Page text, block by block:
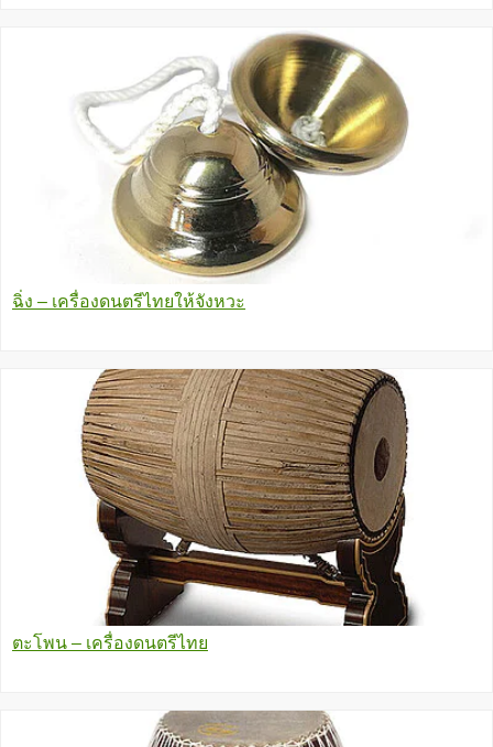
ฉิ่ง – เครื่องดนตรีไทยให้จังหวะ
ตะโพน – เครื่องดนตรีไทย